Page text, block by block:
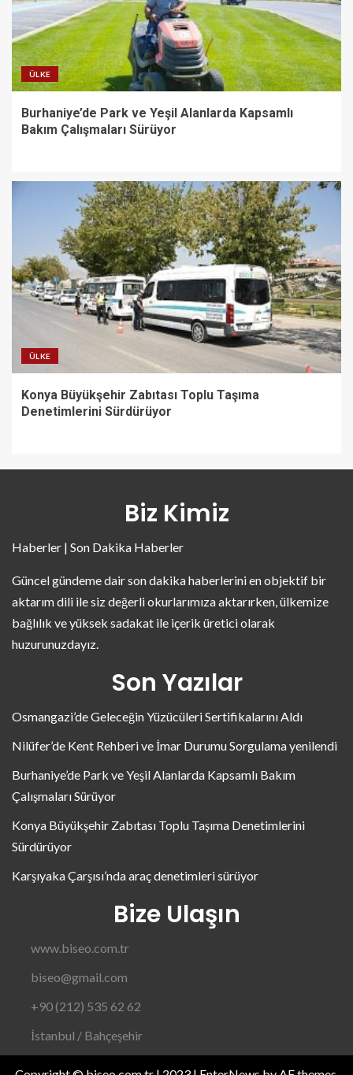
ÜLKE
Burhaniye’de Park ve Yeşil Alanlarda Kapsamlı
Bakım Çalışmaları Sürüyor
ÜLKE
Konya Büyükşehir Zabıtası Toplu Taşıma
Denetimlerini Sürdürüyor
Biz Kimiz
Haberler | Son Dakika Haberler
Güncel gündeme dair son dakika haberlerini en objektif bir
aktarım dili ile siz değerli okurlarımıza aktarırken, ülkemize
bağlılık ve yüksek sadakat ile içerik üretici olarak
huzurunuzdayız.
Son Yazılar
Osmangazi’de Geleceğin Yüzücüleri Sertifikalarını Aldı
Nilüfer’de Kent Rehberi ve İmar Durumu Sorgulama yenilendi
Burhaniye’de Park ve Yeşil Alanlarda Kapsamlı Bakım
Çalışmaları Sürüyor
Konya Büyükşehir Zabıtası Toplu Taşıma Denetimlerini
Sürdürüyor
Karşıyaka Çarşısı’nda araç denetimleri sürüyor
Bize Ulaşın
www.biseo.com.tr
biseo@gmail.com
+90 (212) 535 62 62
İstanbul / Bahçeşehir